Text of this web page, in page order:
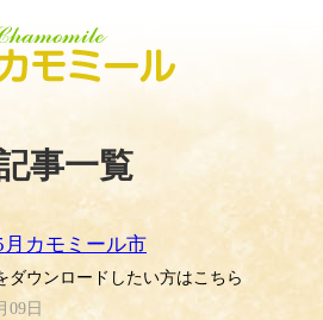
事一覧
月カモミール市
ダウンロードしたい方はこちら
09日